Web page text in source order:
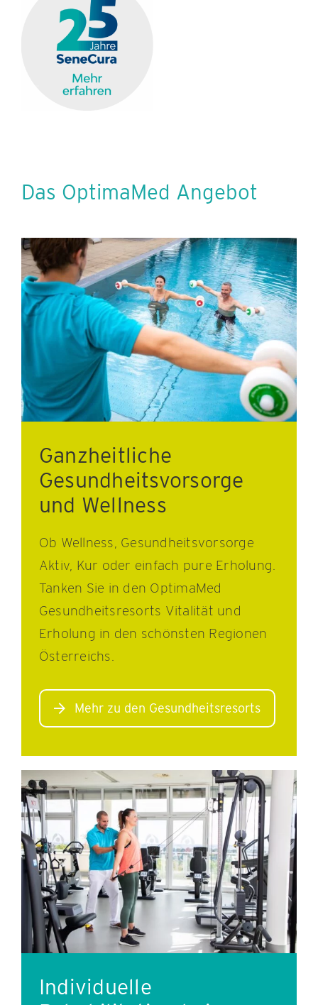
Das OptimaMed Angebot
Ganzheitliche
Gesundheitsvorsorge
und Wellness
Ob Wellness, Gesundheitsvorsorge
Aktiv, Kur oder einfach pure Erholung.
Tanken Sie in den OptimaMed
Gesundheitsresorts Vitalität und
Erholung in den schönsten Regionen
Österreichs.
Mehr zu den Gesundheitsresorts
Individuelle